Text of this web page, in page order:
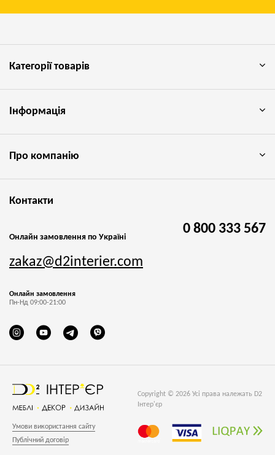
Copyright © 2026 Усі права належать D2
Інтер'єр
Умови використання сайту
Публічний договір
Категорії товарів
Інформація
Про компанію
Контакти
Онлайн замовлення по Україні
0 800 333 567
zakaz@d2interier.com
Онлайн замовлення
Пн-Нд 09:00-21:00